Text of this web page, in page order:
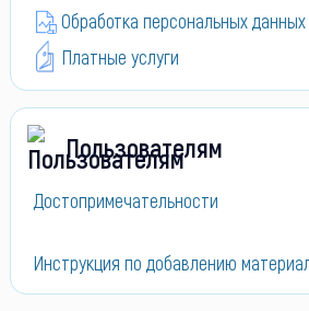
Обработка персональных данных
Платные услуги
Пользователям
Достопримечательности
Инструкция по добавлению